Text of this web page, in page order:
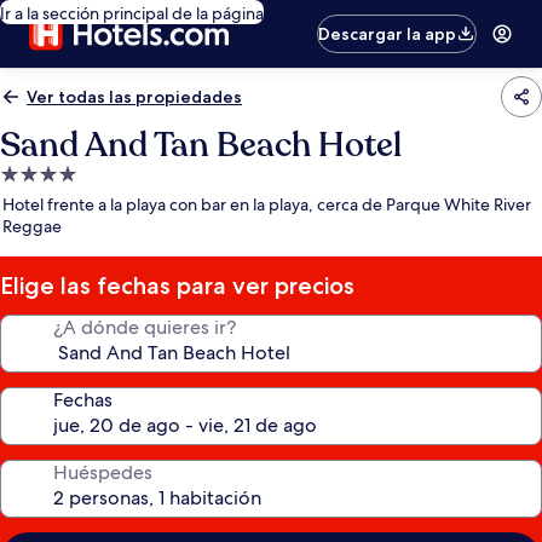
Ir a la sección principal de la página
Descargar la app
Ver todas las propiedades
Sand And Tan Beach Hotel
Propiedad
de
4.0
estrellas
Hotel frente a la playa con bar en la playa, cerca de Parque White River
Reggae
Elige las fechas para ver precios
¿A dónde quieres ir?
Fechas
Huéspedes